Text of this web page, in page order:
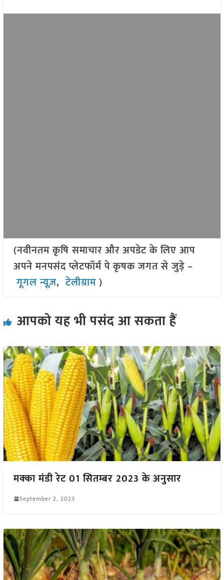
(नवीनतम कृषि समाचार और अपडेट के लिए आप
अपने मनपसंद प्लेटफॉर्म पे कृषक जगत से जुड़े –
गूगल न्यूज़,टेलीग्राम )
आपको यह भी पसंद आ सकता हैं
मक्का मंडी रेट 01 सितम्बर 2023 के अनुसार
September 2, 2023